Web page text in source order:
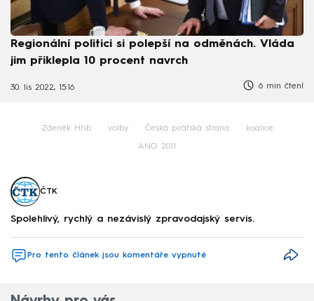
Regionální politici si polepší na odměnách. Vláda
jim přiklepla 10 procent navrch
30. lis 2022, 15:16 6 min čtení
Zdeněk Hřib volby Česká pirátská strana koalice
ANO 2011
ČTK
Spolehlivý, rychlý a nezávislý zpravodajský servis.
Pro tento článek jsou komentáře vypnuté